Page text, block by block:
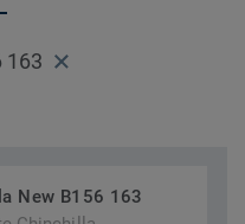
163
New B156 163